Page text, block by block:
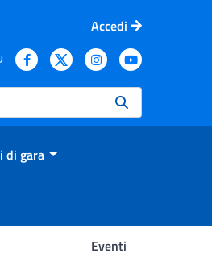
Accedi
di gara
Eventi